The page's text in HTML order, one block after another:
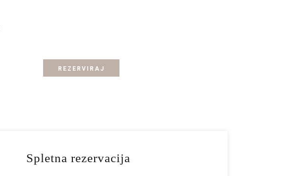
REZERVIRAJ
Spletna rezervacija